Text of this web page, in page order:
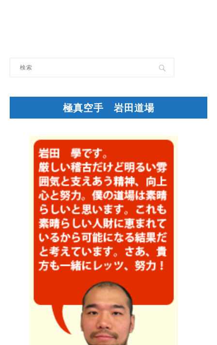
極真空手 岩田道場